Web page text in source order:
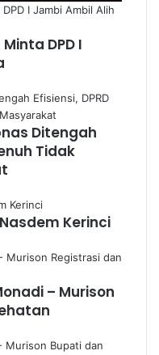
DPD I
Ditengah
Tidak
Kerinci
– Murison